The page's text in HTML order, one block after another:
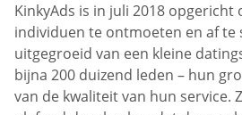
KinkyAds is in juli 2018 opgericht
individuen te ontmoeten en af te
uitgegroeid van een kleine
bijna 200 duizend leden – hun
van de kwaliteit van hun service.